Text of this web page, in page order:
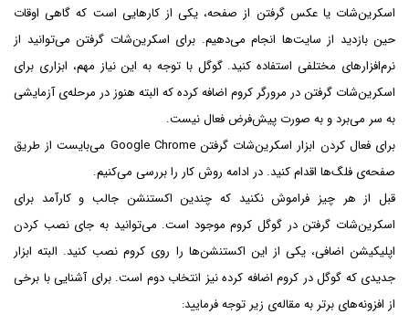
اسکرین‌شات یا عکس گرفتن از صفحه، یکی از کارهایی است که گاهی اوقات
حین بازدید از سایت‌ها انجام می‌دهیم. برای اسکرین‌شات گرفتن می‌توانید از
نرم‌افزارهای مختلفی استفاده کنید. گوگل با توجه به این نیاز مهم، ابزاری برای
اسکرین‌شات گرفتن در مرورگر کروم اضافه کرده که البته هنوز در مرحله‌ی آزمایشی
به سر می‌برد و به صورت پیش‌فرض فعال نیست.
برای فعال کردن ابزار اسکرین‌شات گرفتن Google Chrome می‌بایست از طریق
صفحه‌ی فلگ‌ها اقدام کنید. در ادامه روش کار را بررسی می‌کنیم.
قبل از هر چیز فراموش نکنید که چندین اکستنشن جالب و کارآمد برای
اسکرین‌شات گرفتن در گوگل کروم موجود است. می‌توانید به جای نصب کردن
اپلیکیشن اضافی، یکی از این اکستنشن‌ها را روی کروم نصب کنید. البته ابزار
جدیدی که گوگل در کروم اضافه کرده نیز انتخاب دوم است. برای آشنایی با برخی
از افزونه‌های برتر به مقاله‌ی زیر توجه فرمایید: